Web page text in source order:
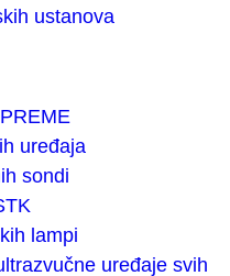
ustanova
uređaja
sondi
lampi
uređaje svih